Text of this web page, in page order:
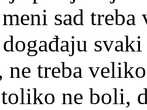
sad
događaju
ne treba
toliko ne boli,